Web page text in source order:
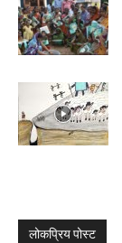
लोकप्रिय पोस्ट